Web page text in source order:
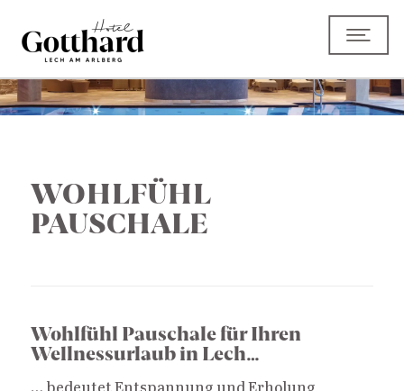
WOHLFÜHL
PAUSCHALE
Wohlfühl Pauschale für Ihren
Wellnessurlaub in Lech…